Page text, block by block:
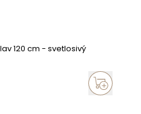
120 cm - svetlosivý